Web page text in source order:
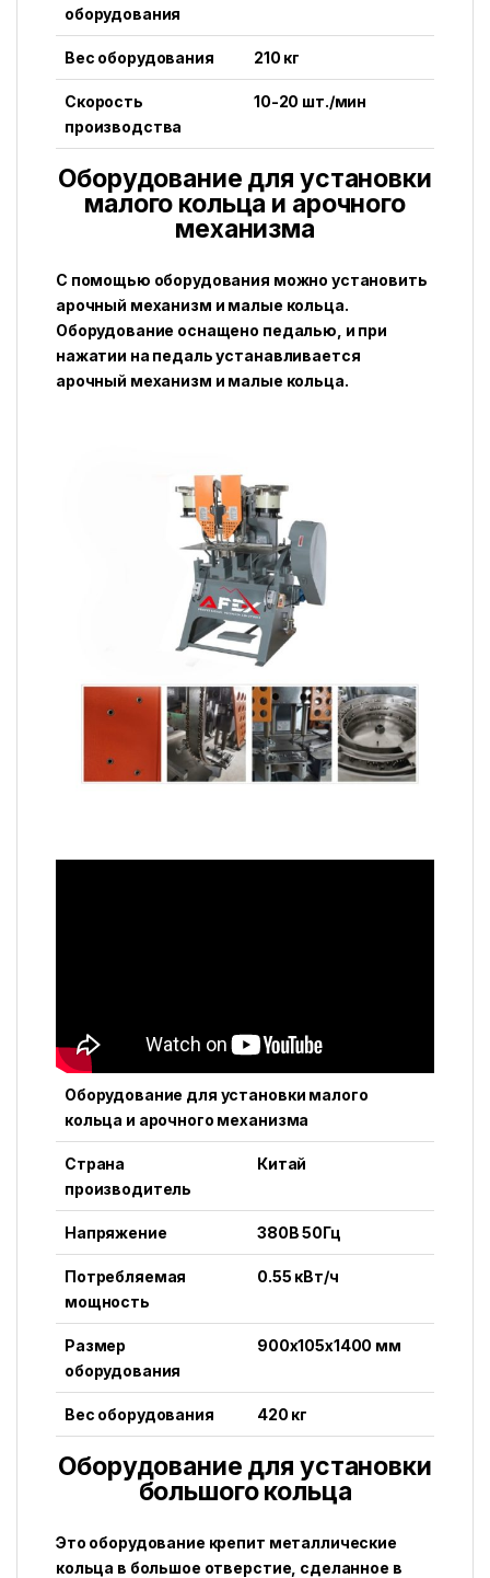
оборудования
Вес оборудования 210 кг
Скорость
производства
10-20 шт./мин
Оборудование для установки
малого кольца и арочного
механизма
С помощью оборудования можно установить
арочный механизм и малые кольца.
Оборудование оснащено педалью, и при
нажатии на педаль устанавливается
арочный механизм и малые кольца.
Оборудование для установки малого
кольца и арочного механизма
Страна
производитель
Китай
Напряжение 380В 50Гц
Потребляемая
мощность
0.55 кВт/ч
Размер
оборудования
900x105x1400 мм
Вес оборудования 420 кг
Оборудование для установки
большого кольца
Это оборудование крепит металлические
кольца в большое отверстие, сделанное в